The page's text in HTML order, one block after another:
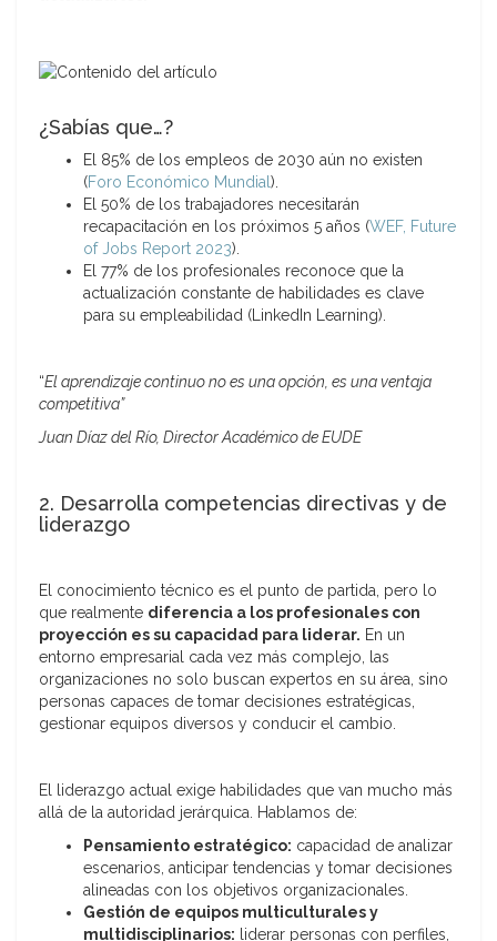
¿Sabías que…?
El 85% de los empleos de 2030 aún no existen
(Foro Económico Mundial).
El 50% de los trabajadores necesitarán
recapacitación en los próximos 5 años (WEF, Future
of Jobs Report 2023).
El 77% de los profesionales reconoce que la
actualización constante de habilidades es clave
para su empleabilidad (LinkedIn Learning).
“El aprendizaje continuo no es una opción, es una ventaja
competitiva”
Juan Díaz del Río, Director Académico de EUDE
2. Desarrolla competencias directivas y de
liderazgo
El conocimiento técnico es el punto de partida, pero lo
que realmente diferencia a los profesionales con
proyección es su capacidad para liderar. En un
entorno empresarial cada vez más complejo, las
organizaciones no solo buscan expertos en su área, sino
personas capaces de tomar decisiones estratégicas,
gestionar equipos diversos y conducir el cambio.
El liderazgo actual exige habilidades que van mucho más
allá de la autoridad jerárquica. Hablamos de:
Pensamiento estratégico: capacidad de analizar
escenarios, anticipar tendencias y tomar decisiones
alineadas con los objetivos organizacionales.
Gestión de equipos multiculturales y
multidisciplinarios: liderar personas con perfiles,